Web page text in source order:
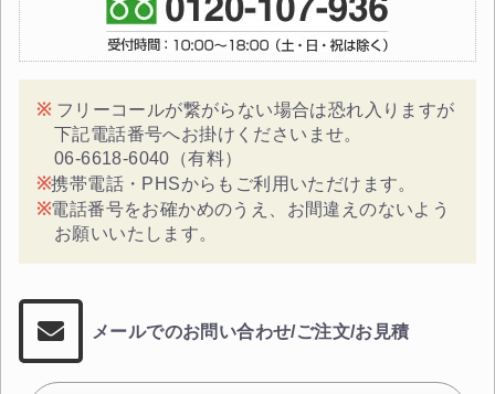
フリーコールが繋がらない場合は恐れ入りますが
下記電話番号へお掛けくださいませ。
06-6618-6040（有料）
携帯電話・PHSからもご利用いただけます。
電話番号をお確かめのうえ、お間違えのないよう
お願いいたします。
メールでのお問い合わせ/ご注文/お見積